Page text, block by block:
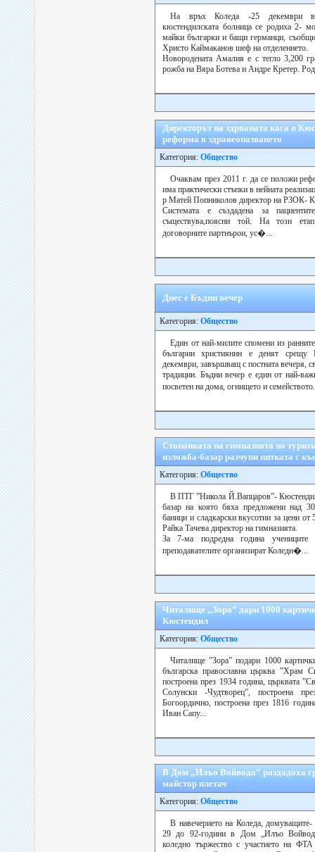
На връх Коледа -25 декември в
кюстендилската болница се родиха 2-
майки българки и бащи германци,
Христо Каймаканов шеф на отделението.
Новородената Амалия е с тегло 3,200
рожба на Вяра Ботева и Андре Кретер.
Директорът на здрваната каса в
реформа в здравеопазването
Категория: Общество
Очаквам през 2011 г. да се положи
има практически стъпки в нейната
р Матей Попниколов директор на РЗОК-
Системата е създадена за
съществува,поясни той. На този
договорните партнърои, ус�...
Днес е Бъдни вечер
Категория: Общество
Един от най-милите спомени из
българин християнин е денят
декември, завършващ с постната вечеря,
традиции. Бъдни вечер е един от най-
посветен на дома, огнището и
Стопанката на гимназията по
изложба-базар разчупи питката с
Категория: Общество
В ПТГ ”Никола Й.Вапцаров”-
базар на която бяха предложени над
баници и сладкарски вкусотии за цени
Райка Тачева директор на гимназията.
За 7-ма подрeдна година
преподавателите организират Коледн�...
Читалище „Зора” дари 1000
Кюстендил
Категория: Общество
Читалище ”Зора” подари 1000
българска православна църква ”Храм
построена през 1934 година, църквата
Солунски -Чудтворец”, построена
Богоордично, построена през 1816
Иван Сапу...
В Дом „Илъо Войвода” раздадоха
майстор плетач
Категория: Общество
В навечерието на Коледа, домуващите-
29 до 92-години в Дом „Илъо
коледно тържество с участието на